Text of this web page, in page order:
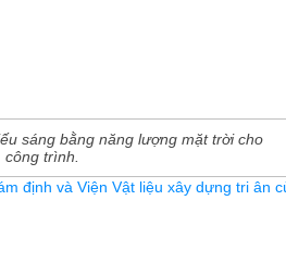
sáng bằng năng lượng mặt trời cho
công trình.